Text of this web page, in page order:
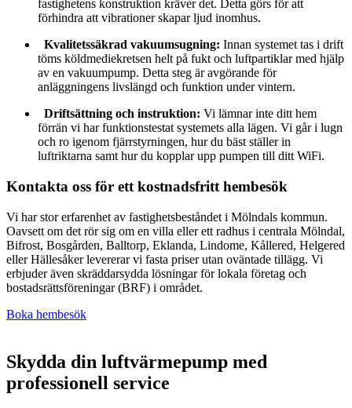
fastighetens konstruktion kräver det. Detta görs för att
förhindra att vibrationer skapar ljud inomhus.
Kvalitetssäkrad vakuumsugning: Innan systemet tas i drift
töms köldmediekretsen helt på fukt och luftpartiklar med hjälp
av en vakuumpump. Detta steg är avgörande för
anläggningens livslängd och funktion under vintern.
Driftsättning och instruktion: Vi lämnar inte ditt hem
förrän vi har funktionstestat systemets alla lägen. Vi går i lugn
och ro igenom fjärrstyrningen, hur du bäst ställer in
luftriktarna samt hur du kopplar upp pumpen till ditt WiFi.
Kontakta oss för ett kostnadsfritt hembesök
Vi har stor erfarenhet av fastighetsbeståndet i Mölndals kommun.
Oavsett om det rör sig om en villa eller ett radhus i centrala Mölndal,
Bifrost, Bosgården, Balltorp, Eklanda, Lindome, Kållered, Helgered
eller Hällesåker levererar vi fasta priser utan oväntade tillägg. Vi
erbjuder även skräddarsydda lösningar för lokala företag och
bostadsrättsföreningar (BRF) i området.
Boka hembesök
Skydda din luftvärmepump med
professionell service